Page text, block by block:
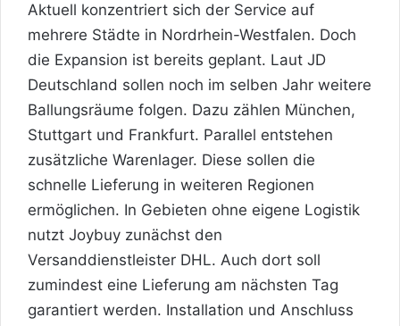
Aktuell konzentriert sich der Service auf
mehrere Städte in Nordrhein-Westfalen. Doch
die Expansion ist bereits geplant. Laut JD
Deutschland sollen noch im selben Jahr weitere
Ballungsräume folgen. Dazu zählen München,
Stuttgart und Frankfurt. Parallel entstehen
zusätzliche Warenlager. Diese sollen die
schnelle Lieferung in weiteren Regionen
ermöglichen. In Gebieten ohne eigene Logistik
nutzt Joybuy zunächst den
Versanddienstleister DHL. Auch dort soll
zumindest eine Lieferung am nächsten Tag
garantiert werden. Installation und Anschluss